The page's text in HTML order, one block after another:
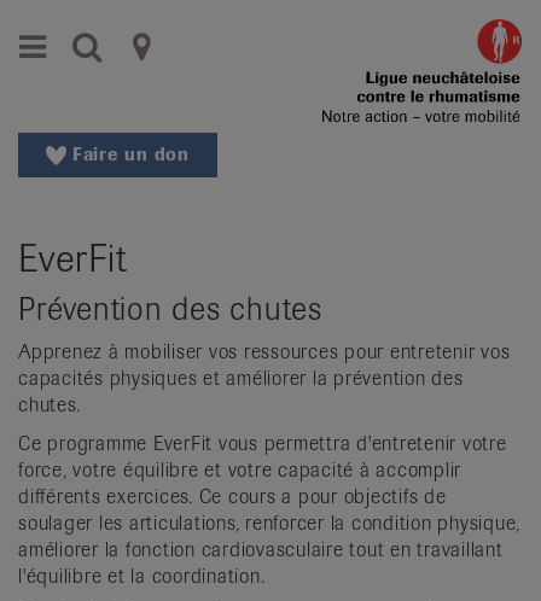
vers
au
Aller
Changer
région
Changer
de
langue:
de
Faire un don
EverFit
Prévention des chutes
Apprenez à mobiliser vos ressources pour entretenir vos
capacités physiques et améliorer la prévention des
chutes.
Ce programme EverFit vous permettra d'entretenir votre
force, votre équilibre et votre capacité à accomplir
différents exercices. Ce cours a pour objectifs de
soulager les articulations, renforcer la condition physique,
améliorer la fonction cardiovasculaire tout en travaillant
l'équilibre et la coordination.
Menu Recherche
Ligues
contre
le
Organisations
nationales
de
patients